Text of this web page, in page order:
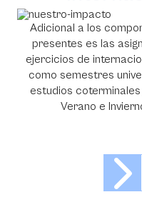
Adicional a los
presentes es las
ejercicios de
como semestres
estudios
Verano e